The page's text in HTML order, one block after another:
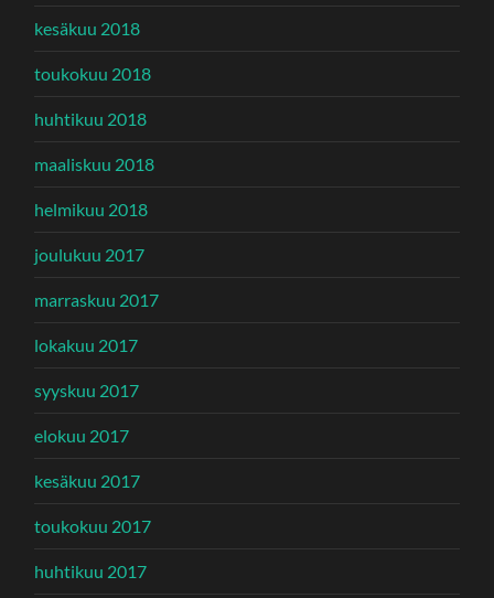
kesäkuu 2018
toukokuu 2018
huhtikuu 2018
maaliskuu 2018
helmikuu 2018
joulukuu 2017
marraskuu 2017
lokakuu 2017
syyskuu 2017
elokuu 2017
kesäkuu 2017
toukokuu 2017
huhtikuu 2017